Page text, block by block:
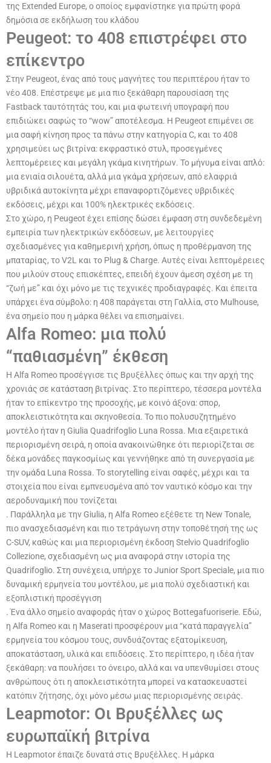
της Extended Europe, ο οποίος εμφανίστηκε για πρώτη φορά
δημόσια σε εκδήλωση του κλάδου
Peugeot: το 408 επιστρέφει στο
επίκεντρο
Στην Peugeot, ένας από τους μαγνήτες του περιπτέρου ήταν το
νέο 408. Επέστρεψε με μια πιο ξεκάθαρη παρουσίαση της
Fastback ταυτότητάς του, και μια φωτεινή υπογραφή που
επιδιώκει σαφώς το “wow” αποτέλεσμα. Η Peugeot επιμένει σε
μια σαφή κίνηση προς τα πάνω στην κατηγορία C, και το 408
χρησιμεύει ως βιτρίνα: εκφραστικό στυλ, προσεγμένες
λεπτομέρειες και μεγάλη γκάμα κινητήρων. Το μήνυμα είναι απλό:
μια ενιαία σιλουέτα, αλλά μια γκάμα χρήσεων, από ελαφριά
υβριδικά αυτοκίνητα μέχρι επαναφορτιζόμενες υβριδικές
εκδόσεις, μέχρι και 100% ηλεκτρικές εκδόσεις.
Στο χώρο, η Peugeot έχει επίσης δώσει έμφαση στη συνδεδεμένη
εμπειρία των ηλεκτρικών εκδόσεων, με λειτουργίες
σχεδιασμένες για καθημερινή χρήση, όπως η προθέρμανση της
μπαταρίας, το V2L και το Plug & Charge. Αυτές είναι λεπτομέρειες
που μιλούν στους επισκέπτες, επειδή έχουν άμεση σχέση με τη
“ζωή με” και όχι μόνο με τις τεχνικές προδιαγραφές. Και έπειτα
υπάρχει ένα σύμβολο: η 408 παράγεται στη Γαλλία, στο Mulhouse,
ένα σημείο που η μάρκα θέλει να επισημαίνει.
Alfa Romeo: μια πολύ
“παθιασμένη” έκθεση
Η Alfa Romeo προσέγγισε τις Βρυξέλλες όπως και την αρχή της
χρονιάς σε κατάσταση βιτρίνας. Στο περίπτερο, τέσσερα μοντέλα
ήταν το επίκεντρο της προσοχής, με κοινό άξονα: σπορ,
αποκλειστικότητα και σκηνοθεσία. Το πιο πολυσυζητημένο
μοντέλο ήταν η Giulia Quadrifoglio Luna Rossa. Μια εξαιρετικά
περιορισμένη σειρά, η οποία ανακοινώθηκε ότι περιορίζεται σε
δέκα μονάδες παγκοσμίως και γεννήθηκε από τη συνεργασία με
την ομάδα Luna Rossa. Το storytelling είναι σαφές, μέχρι και τα
στοιχεία που είναι εμπνευσμένα από τον ναυτικό κόσμο και την
αεροδυναμική που τονίζεται
. Παράλληλα με την Giulia, η Alfa Romeo εξέθετε τη New Tonale,
πιο ανασχεδιασμένη και πιο τετράγωνη στην τοποθέτησή της ως
C-SUV, καθώς και μια περιορισμένη έκδοση Stelvio Quadrifoglio
Collezione, σχεδιασμένη ως μια αναφορά στην ιστορία της
Quadrifoglio. Στη συνέχεια, υπήρχε το Junior Sport Speciale, μια πιο
δυναμική ερμηνεία του μοντέλου, με μια πολύ σχεδιαστική και
εξοπλιστική προσέγγιση
. Ένα άλλο σημείο αναφοράς ήταν ο χώρος Bottegafuoriserie. Εδώ,
η Alfa Romeo και η Maserati προσφέρουν μια “κατά παραγγελία”
ερμηνεία του κόσμου τους, συνδυάζοντας εξατομίκευση,
αποκατάσταση, υλικά και επιδόσεις. Στο περίπτερο, η ιδέα ήταν
ξεκάθαρη: να πουλήσει το όνειρο, αλλά και να υπενθυμίσει στους
ανθρώπους ότι η αποκλειστικότητα μπορεί να κατασκευαστεί
κατόπιν ζήτησης, όχι μόνο μέσω μιας περιορισμένης σειράς.
Leapmotor: Οι Βρυξέλλες ως
ευρωπαϊκή βιτρίνα
Η Leapmotor έπαιζε δυνατά στις Βρυξέλλες. Η μάρκα